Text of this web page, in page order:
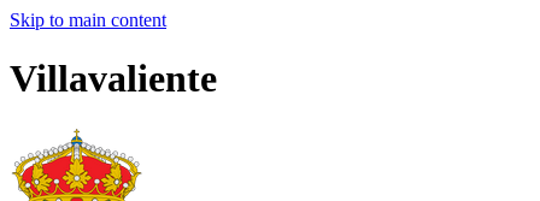
Skip to main content
Villavaliente